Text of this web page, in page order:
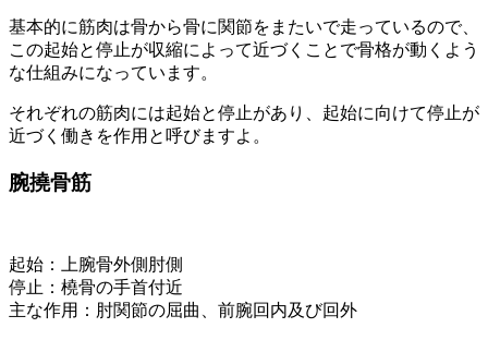
基本的に筋肉は骨から骨に関節をまたいで走っているので、
この起始と停止が収縮によって近づくことで骨格が動くよう
な仕組みになっています。
それぞれの筋肉には起始と停止があり、起始に向けて停止が
近づく働きを作用と呼びますよ。
腕撓骨筋
起始 ：上腕骨外側肘側
停止 ：橈骨の手首付近
主な作用 ：肘関節の屈曲、前腕回内及び回外